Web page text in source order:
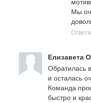
Мы
Елизавета
Обратилась
и осталась
Команда
быстро и